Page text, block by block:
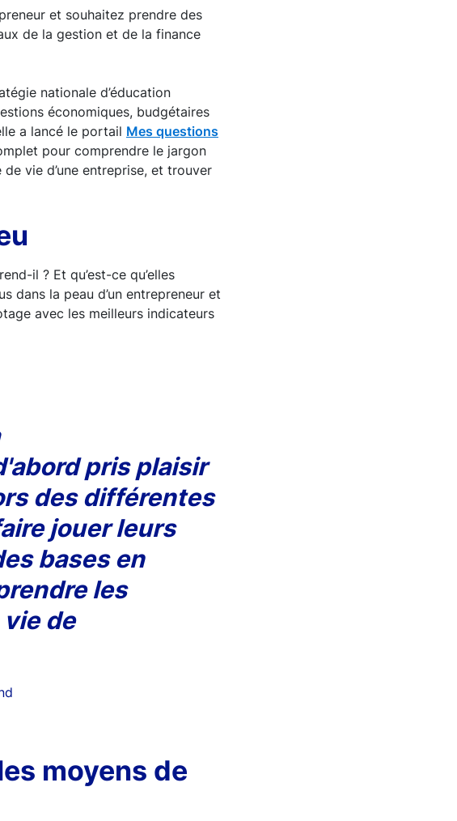
et souhaitez prendre des
de la gestion et de la finance
nationale d’éducation
économiques, budgétaires
a lancé le portail Mes questions
pour comprendre le jargon
vie d’une entreprise, et trouver
il ? Et qu’est-ce qu’elles
dans la peau d’un entrepreneur et
avec les meilleurs indicateurs
pris plaisir
des différentes
jouer leurs
bases en
les
de
moyens de